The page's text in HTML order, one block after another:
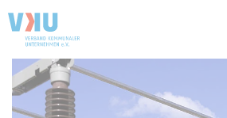
VKU-Startseite
Hervorgehobene Inhalte des VKU